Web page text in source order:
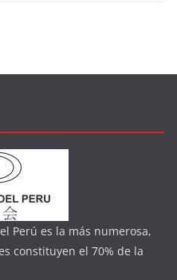
Perú es la más numerosa,
constituyen el 70% de la